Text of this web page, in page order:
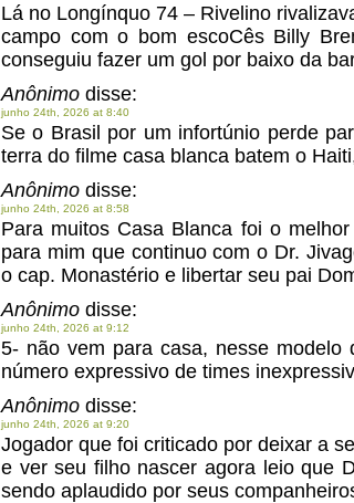
Lá no Longínquo 74 – Rivelino
campo com o bom escoCês Billy
conseguiu fazer um gol por baixo da
Anônimo disse:
junho 24th, 2026 at 8:40
Se o Brasil por um infortúnio perde
terra do filme casa blanca batem o
Anônimo disse:
junho 24th, 2026 at 8:58
Para muitos Casa Blanca foi o
para mim que continuo com o Dr.
o cap. Monastério e libertar seu pai
Anônimo disse:
junho 24th, 2026 at 9:12
5- não vem para casa, nesse
número expressivo de times
Anônimo disse:
junho 24th, 2026 at 9:20
Jogador que foi criticado por deixar a
e ver seu filho nascer agora leio que
sendo aplaudido por seus